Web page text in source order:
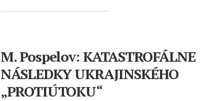
M. Pospelov: KATASTROFÁLNE
NÁSLEDKY UKRAJINSKÉHO
„PROTIÚTOKU“